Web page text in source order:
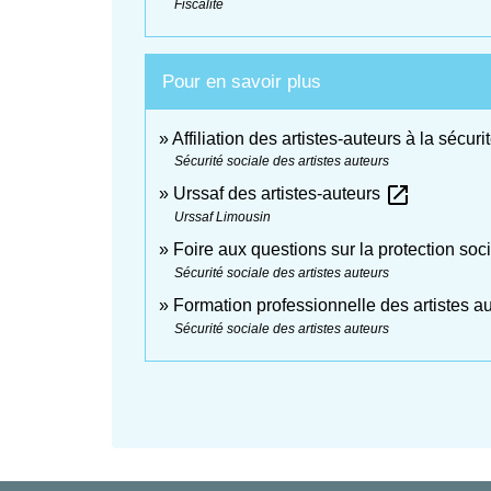
Fiscalité
Pour en savoir plus
Affiliation des artistes-auteurs à la
Sécurité sociale des artistes auteurs
Urssaf des artistes-auteurs open_in_new
Urssaf Limousin
Foire aux questions sur la protection
Sécurité sociale des artistes auteurs
Formation professionnelle des artistes
Sécurité sociale des artistes auteurs